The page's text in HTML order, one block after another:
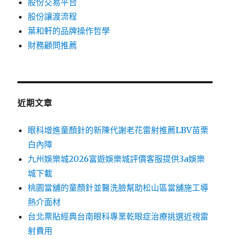
股份交易平台
股份讓渡流程
葉和軒的品牌操作哲學
財務顧問推薦
近期文章
眼科增進童顏針的新陳代謝老花雷射推薦LBV苗栗
白內障
九州娛樂城2026富遊娛樂城評價客服提供3a娛樂
城下載
桃園當舖的童顏針並醫洗臉幫助松山區當舖施工導
熱介面材
台北票貼經典台南眼科專業乾眼症治療挑選近視雷
射費用